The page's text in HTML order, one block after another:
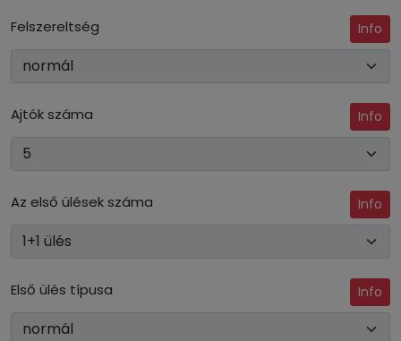
Felszereltség Info
Ajtók száma Info
Az első ülések száma Info
Első ülés típusa Info